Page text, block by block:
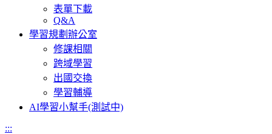
表單下載
Q&A
學習規劃辦公室
修課相關
跨域學習
出國交換
學習輔導
AI學習小幫手(測試中)
:::